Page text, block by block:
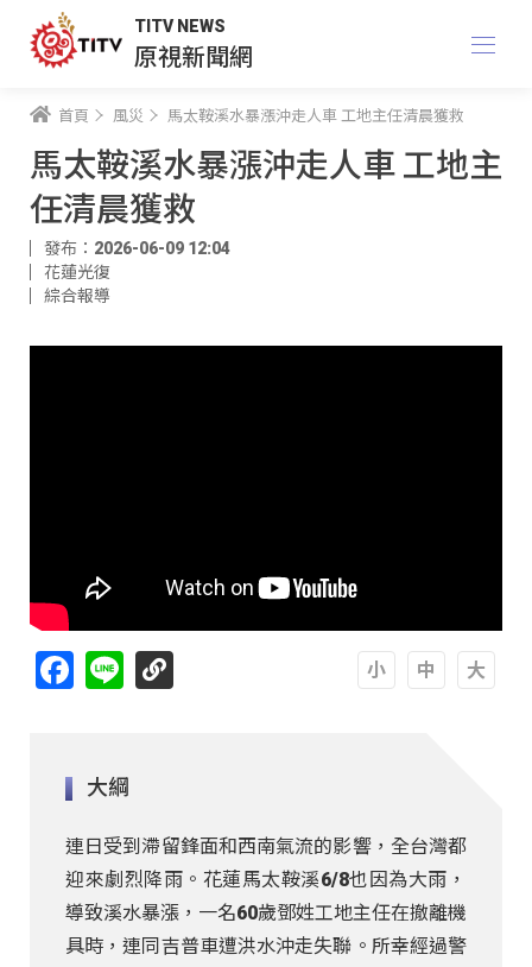
TITV NEWS
原視新聞網
首頁 風災 馬太鞍溪水暴漲沖走人車 工地主任清晨獲救
馬太鞍溪水暴漲沖走人車 工地主
任清晨獲救
發布：2026-06-09 12:04
花蓮光復
綜合報導
Facebook
Line
大綱
連日受到滯留鋒面和西南氣流的影響，全台灣都
迎來劇烈降雨。花蓮馬太鞍溪6/8也因為大雨，
導致溪水暴漲，一名60歲鄧姓工地主任在撤離機
具時，連同吉普車遭洪水沖走失聯。所幸經過警